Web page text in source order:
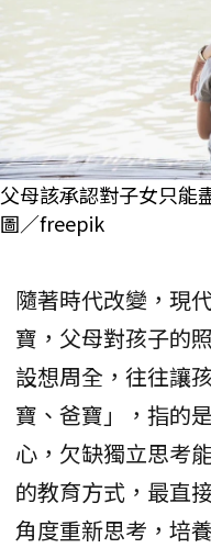
父母該承認對子女只能
圖／freepik
隨著時代改變，現
寶，父母對孩子的
設想周全，往往讓
寶、爸寶」，指的
心，欠缺獨立思考
的教育方式，最直
角度重新思考，培